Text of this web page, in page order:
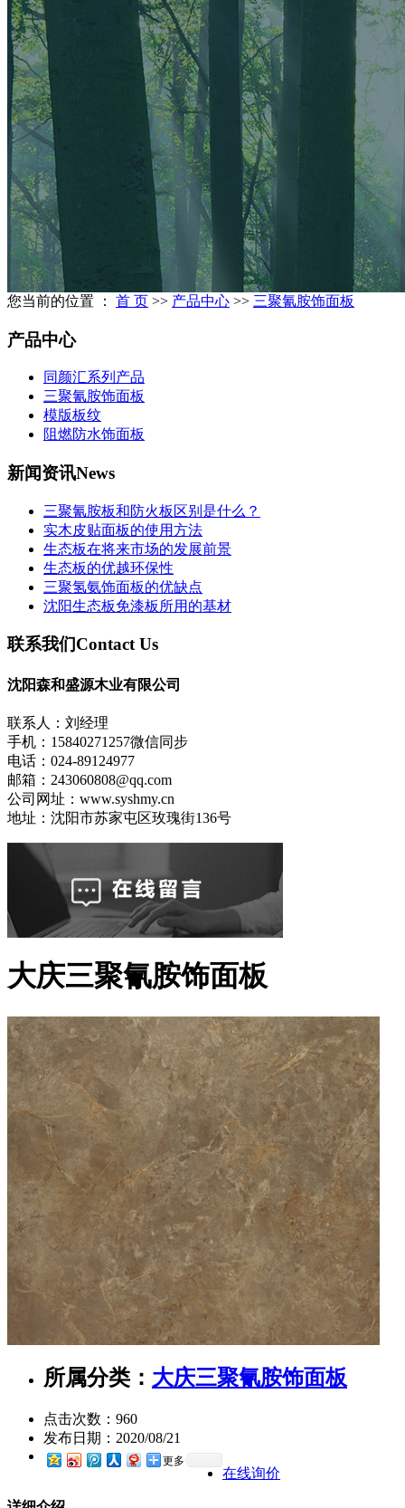
您当前的位置 ： 首 页 >> 产品中心 >> 三聚氰胺饰面板
产品中心
同颜汇系列产品
三聚氰胺饰面板
模版板纹
阻燃防水饰面板
新闻资讯News
三聚氰胺板和防火板区别是什么？
实木皮贴面板的使用方法
生态板在将来市场的发展前景
生态板的优越环保性
三聚氢氨饰面板的优缺点
沈阳生态板免漆板所用的基材
联系我们Contact Us
沈阳森和盛源木业有限公司
联系人：刘经理
手机：15840271257微信同步
电话：024-89124977
邮箱：243060808@qq.com
公司网址：www.syshmy.cn
地址：沈阳市苏家屯区玫瑰街136号
大庆三聚氰胺饰面板
所属分类： 大庆三聚氰胺饰面板
点击次数： 960
发布日期： 2020/08/21
更多
在线询价